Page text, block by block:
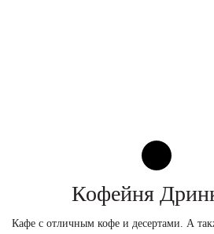
Кофейня
Кафе с отличным кофе и десертами. А